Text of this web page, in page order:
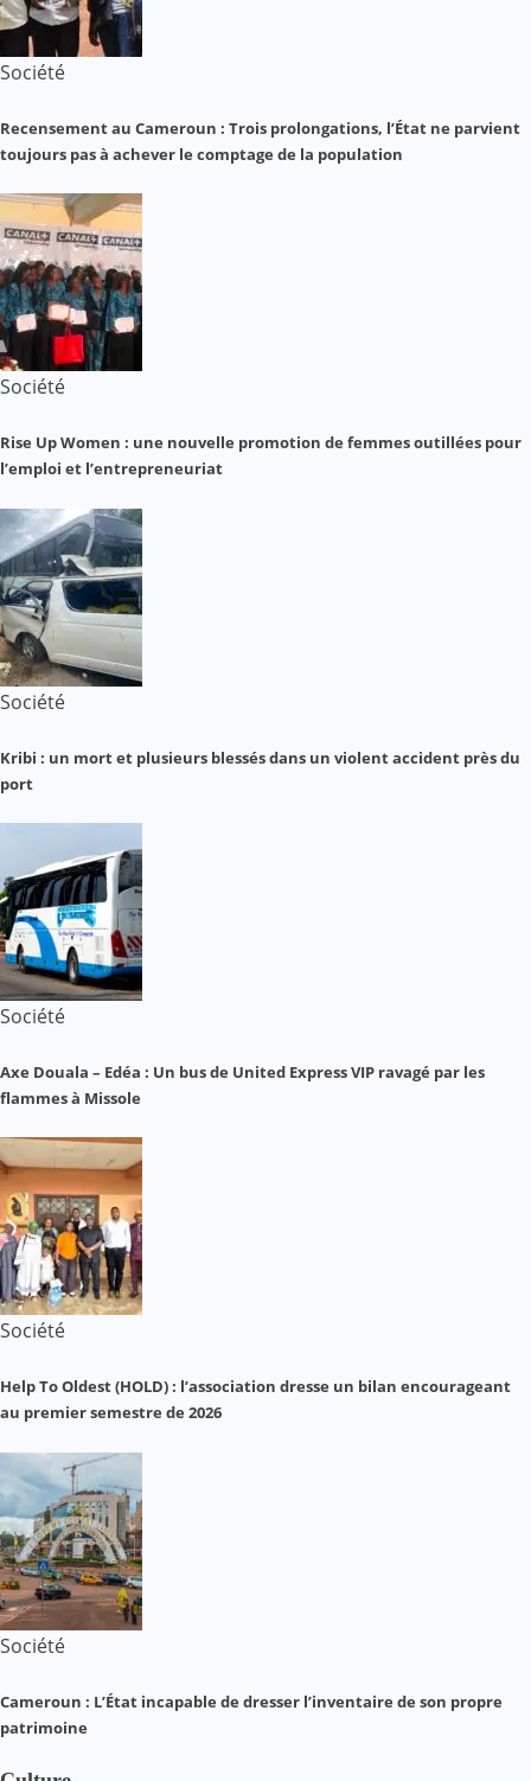
Société
Recensement au Cameroun : Trois prolongations, l’État ne parvient
toujours pas à achever le comptage de la population
Société
Rise Up Women : une nouvelle promotion de femmes outillées pour
l’emploi et l’entrepreneuriat
Société
Kribi : un mort et plusieurs blessés dans un violent accident près du
port
Société
Axe Douala – Edéa : Un bus de United Express VIP ravagé par les
flammes à Missole
Société
Help To Oldest (HOLD) : l’association dresse un bilan encourageant
au premier semestre de 2026
Société
Cameroun : L’État incapable de dresser l’inventaire de son propre
patrimoine